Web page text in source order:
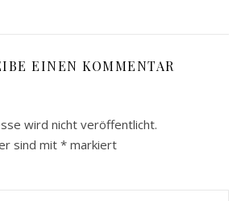
EINEN KOMMENTAR
wird nicht veröffentlicht.
sind mit * markiert